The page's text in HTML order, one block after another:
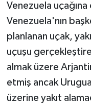
Venezuela
Venezuela'nın
planlanan uçak,
uçuşu
almak üzere
etmiş ancak
üzerine yakıt